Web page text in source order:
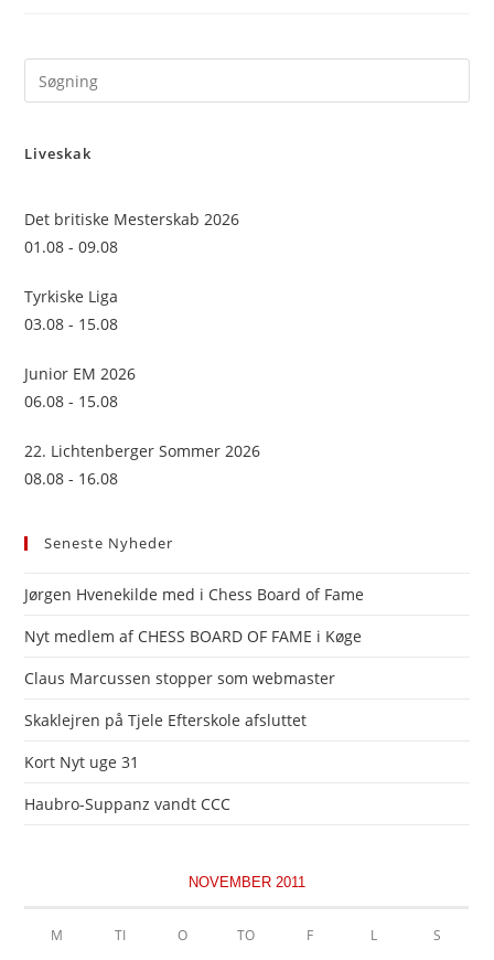
Liveskak
Det britiske Mesterskab 2026
01.08 - 09.08
Tyrkiske Liga
03.08 - 15.08
Junior EM 2026
06.08 - 15.08
22. Lichtenberger Sommer 2026
08.08 - 16.08
Seneste Nyheder
Jørgen Hvenekilde med i Chess Board of Fame
Nyt medlem af CHESS BOARD OF FAME i Køge
Claus Marcussen stopper som webmaster
Skaklejren på Tjele Efterskole afsluttet
Kort Nyt uge 31
Haubro-Suppanz vandt CCC
NOVEMBER 2011
M TI O TO F L S